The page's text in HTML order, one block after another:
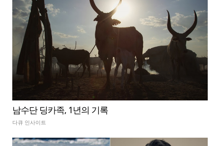
남수단 딩카족, 1년의 기록
다큐 인사이트